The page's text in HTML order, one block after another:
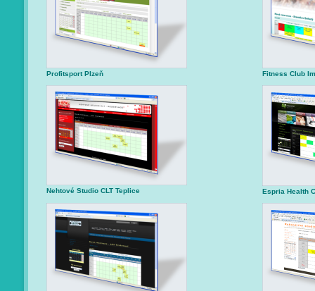
Profitsport Plzeň Fitness Club
Nehtové Studio CLT Teplice Espria Health